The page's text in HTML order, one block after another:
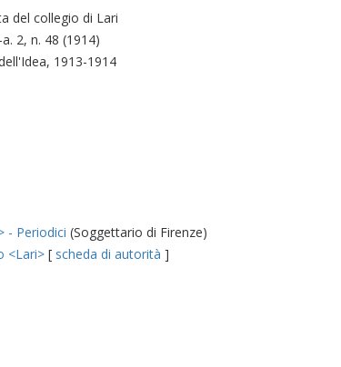
del collegio di Lari
2, n. 48 (1914)
1913-1914
- Periodici (Soggettario di Firenze)
<Lari> [ scheda di autorità ]